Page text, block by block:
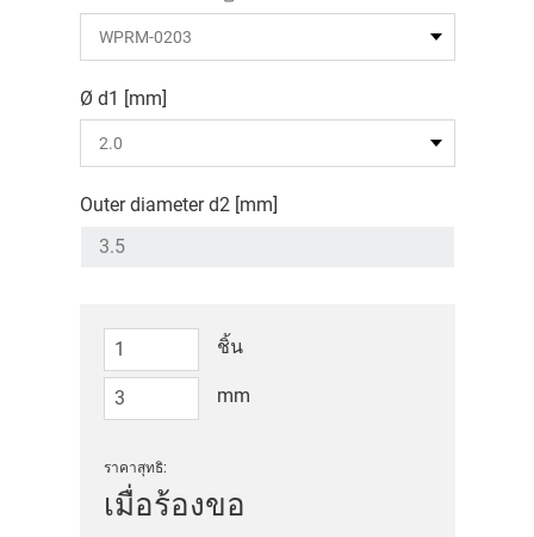
Ø d1 [mm]
Outer diameter d2 [mm]
ชิ้น
mm
ราคาสุทธิ:
เมื่อร้องขอ